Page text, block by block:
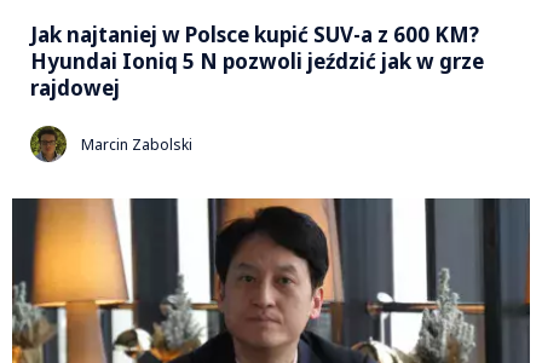
Jak najtaniej w Polsce kupić SUV-a z 600 KM?
Hyundai Ioniq 5 N pozwoli jeździć jak w grze
rajdowej
Marcin Zabolski